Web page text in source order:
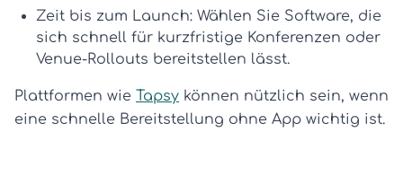
Zeit bis zum Launch: Wählen Sie Software, die
sich schnell für kurzfristige Konferenzen oder
Venue-Rollouts bereitstellen lässt.
Plattformen wie Tapsy können nützlich sein, wenn
eine schnelle Bereitstellung ohne App wichtig ist.